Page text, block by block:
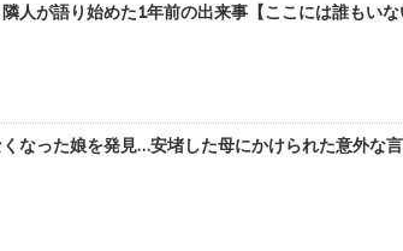
人が語り始めた1年前の出来事【ここには誰もい
なった娘を発見…安堵した母にかけられた意外な